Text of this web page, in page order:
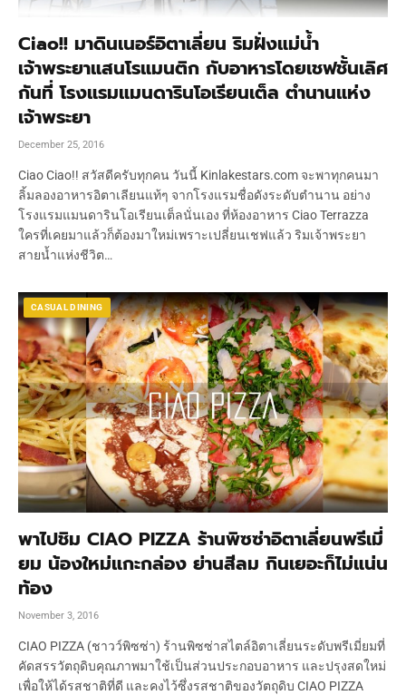
Ciao!! มาดินเนอร์อิตาเลี่ยน ริมฝั่งแม่น้ำ
เจ้าพระยาแสนโรแมนติก กับอาหารโดยเชฟชั้นเลิศ
กันที่ โรงแรมแมนดารินโอเรียนเต็ล ตำนานแห่ง
เจ้าพระยา
December 25, 2016
Ciao Ciao!! สวัสดีครับทุกคน วันนี้ Kinlakestars.com จะพาทุกคนมา
ลิ้มลองอาหารอิตาเลียนแท้ๆ จากโรงแรมชื่อดังระดับตำนาน อย่าง
โรงแรมแมนดารินโอเรียนเต็ลนั่นเอง ที่ห้องอาหาร Ciao Terrazza
ใครที่เคยมาแล้วก็ต้องมาใหม่เพราะเปลี่ยนเชฟแล้ว ริมเจ้าพระยา
สายน้ำแห่งชีวิต…
CASUAL DINING
พาไปชิม CIAO PIZZA ร้านพิซซ่าอิตาเลี่ยนพรีเมี่
ยม น้องใหม่แกะกล่อง ย่านสีลม กินเยอะก็ไม่แน่น
ท้อง
November 3, 2016
CIAO PIZZA (ชาวว์พิซซ่า) ร้านพิซซ่าสไตล์อิตาเลี่ยนระดับพรีเมี่ยมที่
คัดสรรวัตถุดิบคุณภาพมาใช้เป็นส่วนประกอบอาหาร และปรุงสดใหม่
เพื่อให้ได้รสชาติที่ดี และคงไว้ซึ่งรสชาติของวัตถุดิบ CIAO PIZZA